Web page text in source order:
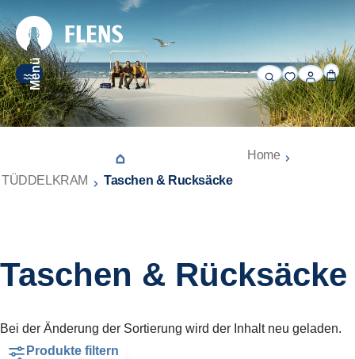
springen
Menü
Home
TÜDDELKRAM
Taschen & Rucksäcke
Taschen & Rücksäcke
Bei der Änderung der Sortierung wird der Inhalt neu geladen.
Produkte filtern